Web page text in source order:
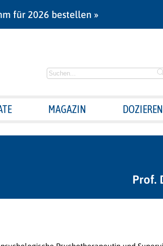
für 2026 bestellen »
MAGAZIN
Prof.